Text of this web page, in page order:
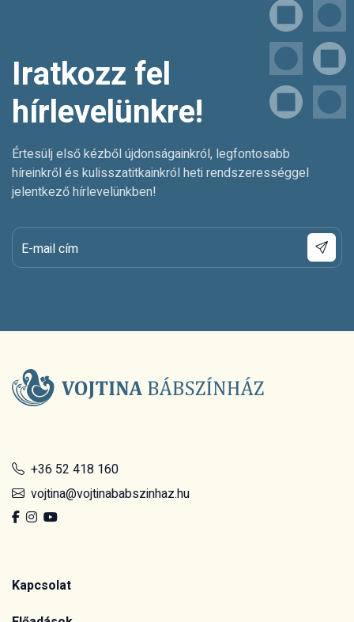
Iratkozz fel
hírlevelünkre!
Értesülj első kézből újdonságainkról, legfontosabb
híreinkről és kulisszatitkainkról heti rendszerességgel
jelentkező hírlevelünkben!
E-mail cím
+36 52 418 160
vojtina@vojtinababszinhaz.hu
Kapcsolat